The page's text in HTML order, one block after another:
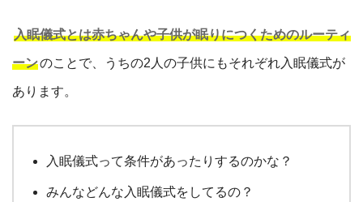
入眠儀式とは赤ちゃんや子供が眠りにつくためのルーティ
ーンのことで、うちの2人の子供にもそれぞれ入眠儀式が
あります。
入眠儀式って条件があったりするのかな？
みんなどんな入眠儀式をしてるの？